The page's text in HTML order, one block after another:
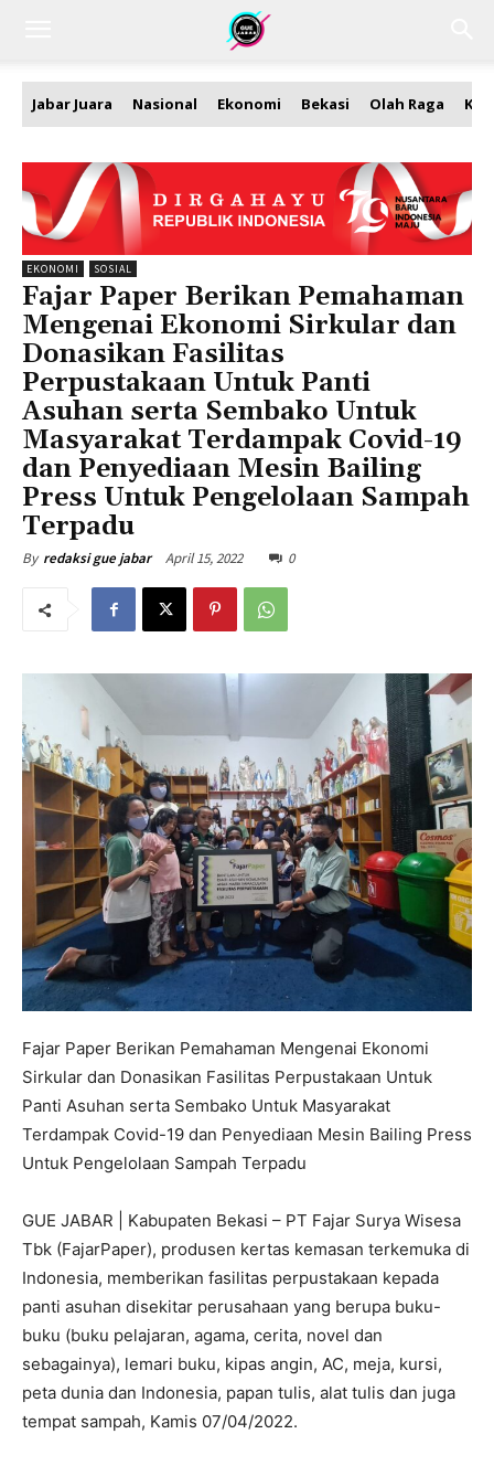
Jabar Juara Nasional Ekonomi Bekasi Olah Raga
EKONOMI SOSIAL
Fajar Paper Berikan Pemahaman
Mengenai Ekonomi Sirkular dan
Donasikan Fasilitas
Perpustakaan Untuk Panti
Asuhan serta Sembako Untuk
Masyarakat Terdampak Covid-19
dan Penyediaan Mesin Bailing
Press Untuk Pengelolaan Sampah
Terpadu
By redaksi gue jabar April 15, 2022 0
Fajar Paper Berikan Pemahaman Mengenai Ekonomi
Sirkular dan Donasikan Fasilitas Perpustakaan Untuk
Panti Asuhan serta Sembako Untuk Masyarakat
Terdampak Covid-19 dan Penyediaan Mesin Bailing Press
Untuk Pengelolaan Sampah Terpadu
GUE JABAR | Kabupaten Bekasi – PT Fajar Surya Wisesa
Tbk (FajarPaper), produsen kertas kemasan terkemuka di
Indonesia, memberikan fasilitas perpustakaan kepada
panti asuhan disekitar perusahaan yang berupa buku-
buku (buku pelajaran, agama, cerita, novel dan
sebagainya), lemari buku, kipas angin, AC, meja, kursi,
peta dunia dan Indonesia, papan tulis, alat tulis dan juga
tempat sampah, Kamis 07/04/2022.